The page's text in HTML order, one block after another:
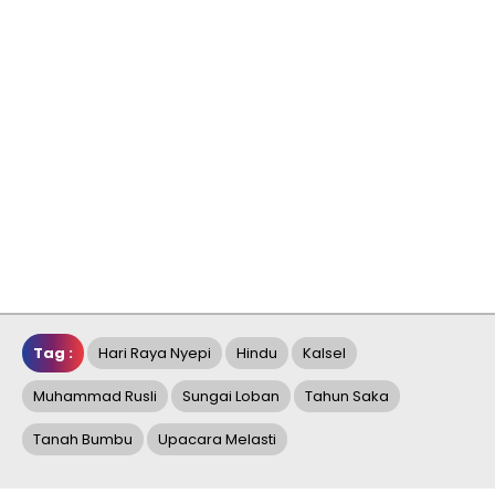
Tag : Hari Raya Nyepi Hindu Kalsel
Muhammad Rusli Sungai Loban Tahun Saka
Tanah Bumbu Upacara Melasti